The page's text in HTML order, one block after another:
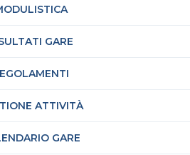
GARE
ATTIVITÀ
GARE